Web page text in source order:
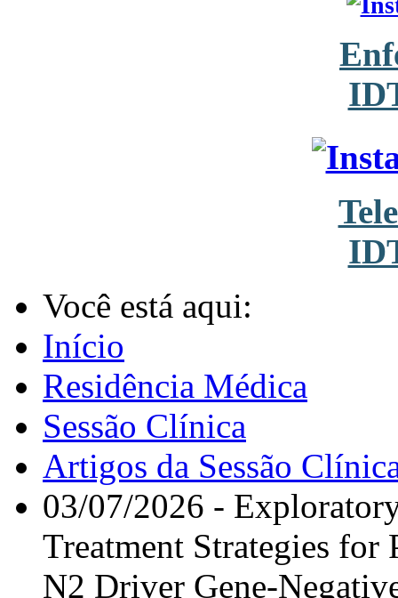
Você está aqui:
Início
Residência Médica
Sessão Clínica
Artigos da Sessão
03/07/2026 -
Treatment Strategies for
N2 Driver Gene-